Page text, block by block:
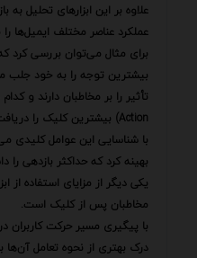
علاوه بر این ابزارهای تحلیل به
عملکرد عناصر مختلف ایمیل‌ها را
بیشترین توجه را به خود جلب
Action) بیشترین کلیک را دریافت می‌کنند.
با شناسایی این عوامل کلیدی
بهینه کرد که حداکثر بازدهی را
یکی دیگر از مزایای استفاده از
مخاطبان پس از کلیک است.
با پیگیری مسیر حرکت
درک بهتری از نحوه تعامل